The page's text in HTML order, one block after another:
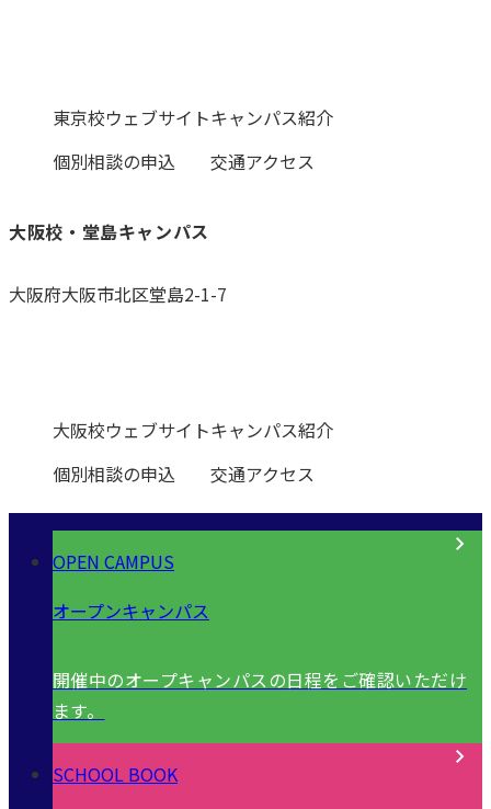
東京校ウェブサイトキャンパス紹介
個別相談の申込
交通アクセス
大阪校・堂島キャンパス
大阪府大阪市北区堂島2-1-7
大阪校ウェブサイトキャンパス紹介
個別相談の申込
交通アクセス
OPEN CAMPUS
オープンキャンパス
開催中のオープキャンパスの日程をご確認いただけ
ます。
SCHOOL BOOK